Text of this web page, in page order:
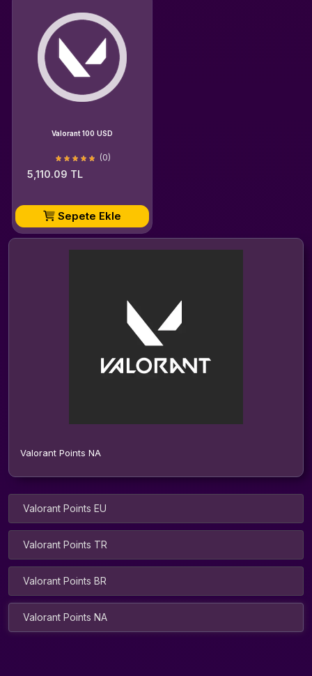
Valorant 100 USD
(0)
5,110.09 TL
Sepete Ekle
Valorant Points NA
Valorant Points EU
Valorant Points TR
Valorant Points BR
Valorant Points NA